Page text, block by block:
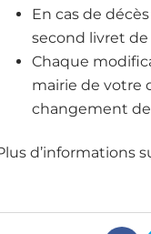
En cas de
second livret de
Chaque
mairie de votre
changement
d’informations